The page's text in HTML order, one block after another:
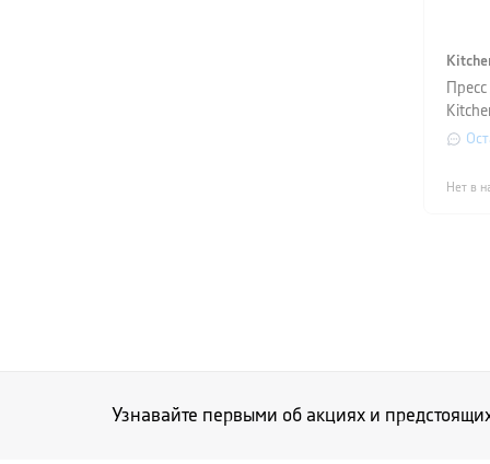
Нет в
Узнавайте первыми об акциях и